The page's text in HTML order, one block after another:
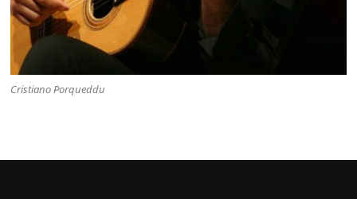
Cristiano Porqueddu